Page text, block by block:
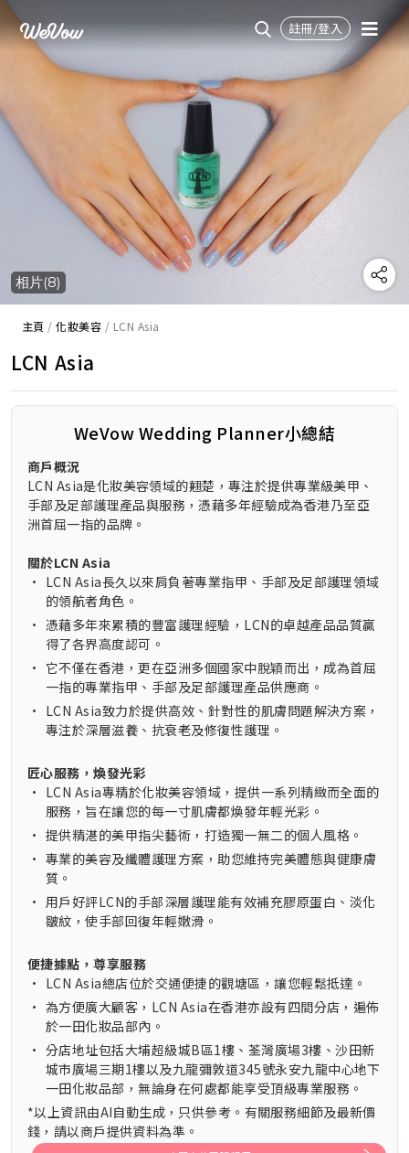
註冊/登入
相片(8)
主頁 /化妝美容 / LCN Asia
LCN Asia
WeVow Wedding Planner小總結
商戶概況
LCN Asia是化妝美容領域的翹楚，專注於提供專業級美甲、
手部及足部護理產品與服務，憑藉多年經驗成為香港乃至亞
洲首屈一指的品牌。
關於LCN Asia
• LCN Asia長久以來肩負著專業指甲、手部及足部護理領域
的領航者角色。
• 憑藉多年來累積的豐富護理經驗，LCN的卓越產品品質贏
得了各界高度認可。
• 它不僅在香港，更在亞洲多個國家中脫穎而出，成為首屈
一指的專業指甲、手部及足部護理產品供應商。
• LCN Asia致力於提供高效、針對性的肌膚問題解決方案，
專注於深層滋養、抗衰老及修復性護理。
匠心服務，煥發光彩
• LCN Asia專精於化妝美容領域，提供一系列精緻而全面的
服務，旨在讓您的每一寸肌膚都煥發年輕光彩。
• 提供精湛的美甲指尖藝術，打造獨一無二的個人風格。
• 專業的美容及纖體護理方案，助您維持完美體態與健康膚
質。
• 用戶好評LCN的手部深層護理能有效補充膠原蛋白、淡化
皺紋，使手部回復年輕嫩滑。
便捷據點，尊享服務
• LCN Asia總店位於交通便捷的觀塘區，讓您輕鬆抵達。
• 為方便廣大顧客，LCN Asia在香港亦設有四間分店，遍佈
於一田化妝品部內。
• 分店地址包括大埔超級城B區1樓、荃灣廣場3樓、沙田新
城市廣場三期1樓以及九龍彌敦道345號永安九龍中心地下
一田化妝品部，無論身在何處都能享受頂級專業服務。
*以上資訊由AI自動生成，只供參考。有關服務細節及最新價
錢，請以商戶提供資料為準。